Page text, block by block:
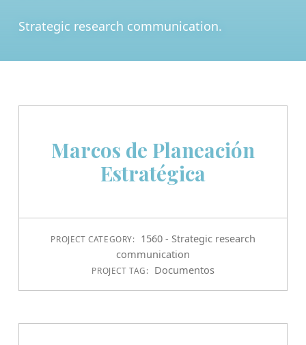
Strategic research communication.
Marcos de Planeación
Estratégica
PROJECT CATEGORY:
1560 - Strategic research
communication
PROJECT TAG: Documentos